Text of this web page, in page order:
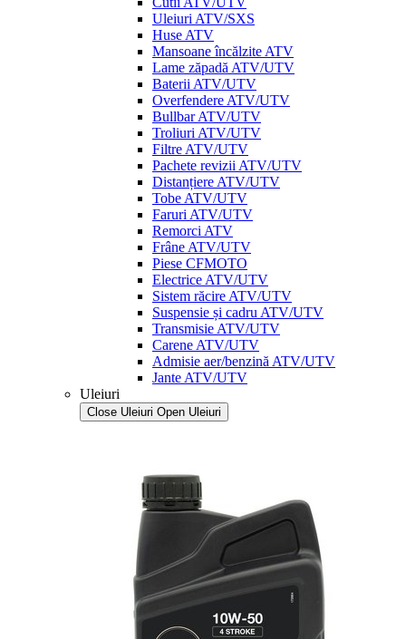
Uleiuri ATV/SXS
Huse ATV
Mansoane încălzite ATV
Lame zăpadă ATV/UTV
Baterii ATV/UTV
Overfendere ATV/UTV
Bullbar ATV/UTV
Troliuri ATV/UTV
Filtre ATV/UTV
Pachete revizii ATV/UTV
Distanțiere ATV/UTV
Tobe ATV/UTV
Faruri ATV/UTV
Remorci ATV
Frâne ATV/UTV
Piese CFMOTO
Electrice ATV/UTV
Sistem răcire ATV/UTV
Suspensie și cadru ATV/UTV
Transmisie ATV/UTV
Carene ATV/UTV
Admisie aer/benzină ATV/UTV
Jante ATV/UTV
Uleiuri
Close Uleiuri Open Uleiuri